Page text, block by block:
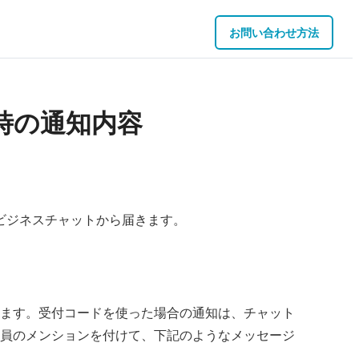
お問い合わせ方法
の通知内容
ネスチャットから届きます。
す。受付コードを使った場合の通知は、チャット
のメンションを付けて、下記のようなメッセージ